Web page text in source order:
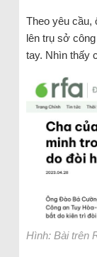
Theo yêu cầu,
lên trụ sở
tay. Nhìn thấy
Hình: Bài trên